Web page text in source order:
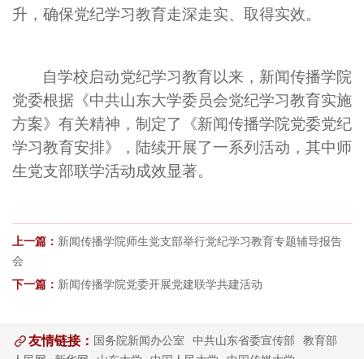
升，确保党纪学习教育走深走实、取得实效。
自学校启动党纪学习教育以来，新闻传播学院
党委根据《中共山东大学委员会党纪学习教育实施
方案》有关精神，制定了《新闻传播学院党委党纪
学习教育安排》，陆续开展了一系列活动，其中师
生党支部联学活动成效显著。
上一篇： 新闻传播学院师生党支部举行党纪学习教育专题辅导报告
会
下一篇： 新闻传播学院党委开展党建联学共建活动
友情链接： 国务院新闻办公室 中共山东省委宣传部
教育部